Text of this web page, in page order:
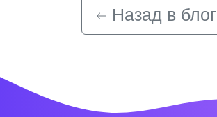
Назад в блог